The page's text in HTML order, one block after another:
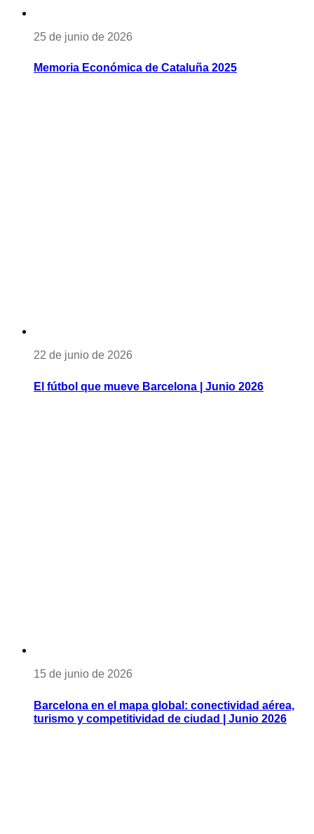
25 de junio de 2026
Memoria Económica de Cataluña 2025
22 de junio de 2026
El fútbol que mueve Barcelona | Junio 2026
15 de junio de 2026
Barcelona en el mapa global: conectividad aérea,
turismo y competitividad de ciudad | Junio 2026